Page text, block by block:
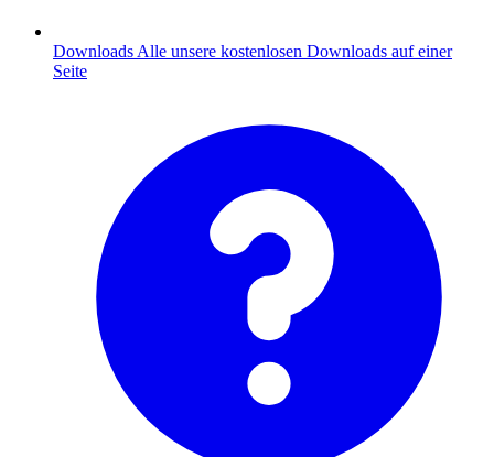
Downloads Alle unsere kostenlosen Downloads auf einer
Seite